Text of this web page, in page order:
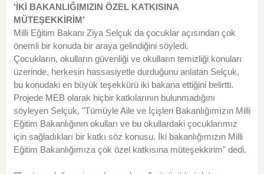
‘İKİ BAKANLIĞIMIZIN ÖZEL KATKISINA
MÜTEŞEKKİRİM’
Milli Eğitim Bakanı Ziya Selçuk da çocuklar açısından çok
önemli bir konuda bir araya gelindiğini söyledi.
Çocukların, okulların güvenliği ve okulların temizliği konuları
üzerinde, herkesin hassasiyetle durduğunu anlatan Selçuk,
bu konudaki en büyük teşekkürü iki bakana ettiğini belirtti.
Projede MEB olarak hiçbir katkılarının bulunmadığını
söyleyen Selçuk, "Tümüyle Aile ve İçişleri Bakanlığımızın Milli
Eğitim Bakanlığının okulları ve bu okullardaki çocuklarımız
için sağladıkları bir katkı söz konusu. İki bakanlığımızın Milli
Eğitim Bakanlığımıza çok özel katkısına müteşekkirim" dedi.